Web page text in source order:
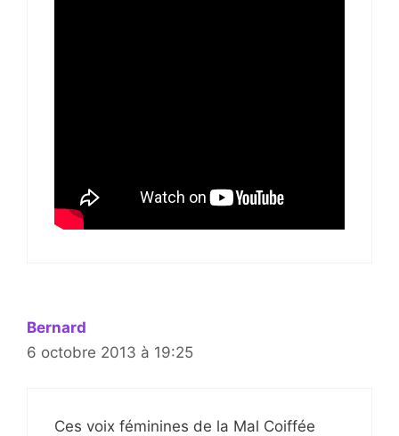
Bernard
6 octobre 2013 à 19:25
Ces voix féminines de la Mal Coiffée